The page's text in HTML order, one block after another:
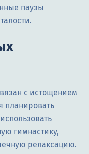
паузы
с истощением
планировать
гимнастику,
релаксацию.